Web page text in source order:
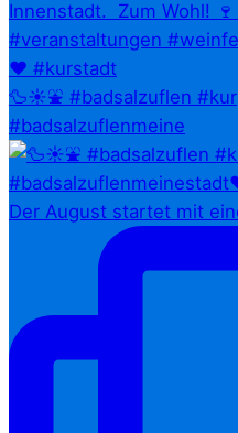
🦆☀️⛲ #badsalzuflen
#badsalzuflenmeine
Der August startet mit